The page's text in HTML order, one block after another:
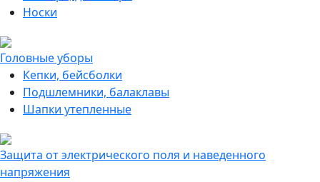
Носки
Головные уборы
Кепки, бейсболки
Подшлемники, балаклавы
Шапки утепленные
Защита от электрического поля и наведенного
напряжения